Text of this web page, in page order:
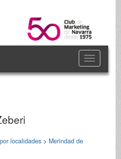
Toggle
navigation
localidades> Merindad de